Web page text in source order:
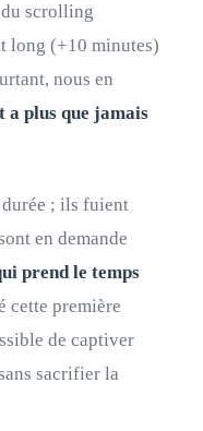
scrolling
long (+10 minutes)
nous en
a plus que jamais
; ils fuient
en demande
prend le temps
cette première
de captiver
sacrifier la